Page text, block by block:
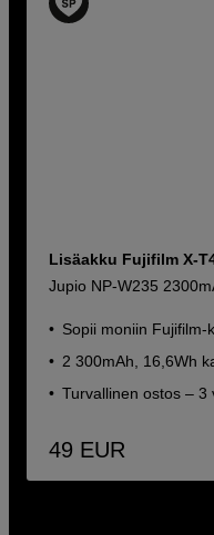
Lisäakku Fujifilm X-
Jupio NP-W235
Sopii moniin Fujifilm-
2 300mAh, 16,6Wh
Turvallinen ostos – 3
49 EUR